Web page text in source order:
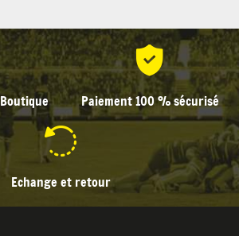
Paiement 100 % sécurisé
Echange et retour